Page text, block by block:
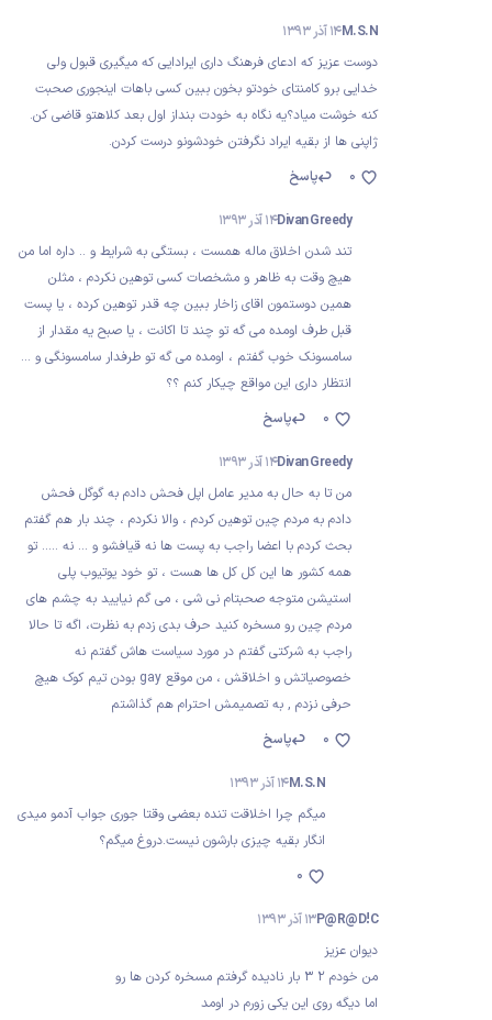
M.S.N14 آذر 1393
دوست عزیز که ادعای فرهنگ داری ایرادایی که میگیری قبول ولی
خدایی برو کامنتای خودتو بخون ببین کسی باهات اینجوری صحبت
کنه خوشت میاد؟یه نگاه به خودت بنداز اول بعد کلاهتو قاضی کن.
ژاپنی ها از بقیه ایراد نگرفتن خودشونو درست کردن.
پاسخ
0
Divan Greedy14 آذر 1393
تند شدن اخلاق ماله همست ، بستگی به شرایط و .. داره اما من
هیچ وقت به ظاهر و مشخصات کسی توهین نکردم ، مثلن
همین دوستمون اقای زاخار ببین چه قدر توهین کرده ، یا پست
قبل طرف اومده می گه تو چند تا اکانت ، یا صبح یه مقدار از
سامسونک خوب گفتم ، اومده می گه تو طرفدار سامسونگی و ...
انتظار داری این مواقع چیکار کنم ؟؟
پاسخ
0
Divan Greedy14 آذر 1393
من تا به حال به مدیر عامل اپل فحش دادم به گوگل فحش
دادم به مردم چین توهین کردم ، والا نکردم ، چند بار هم گفتم
بحث کردم با اعضا راجب به پست ها نه قیافشو و ... نه ..... تو
همه کشور ها این کل کل ها هست ، تو خود یوتیوب پلی
استیشن متوجه صحبتام نی شی ، می گم نیایید به چشم های
مردم چین رو مسخره کنید حرف بدی زدم به نظرت، اگه تا حالا
راجب به شرکتی گفتم در مورد سیاست هاش گفتم نه
خصوصیاتش و اخلاقش ، من موقع gay بودن تیم کوک هیچ
حرفی نزدم , به تصمیمش احترام هم گذاشتم
پاسخ
0
M.S.N14 آذر 1393
میگم چرا اخلاقت تنده بعضی وقتا جوری جواب آدمو میدی
انگار بقیه چیزی بارشون نیست.دروغ میگم؟
0
P@R@D!C13 آذر 1393
دیوان عزیز
من خودم 2 3 بار نادیده گرفتم مسخره کردن ها رو
اما دیگه روی این یکی زورم در اومد